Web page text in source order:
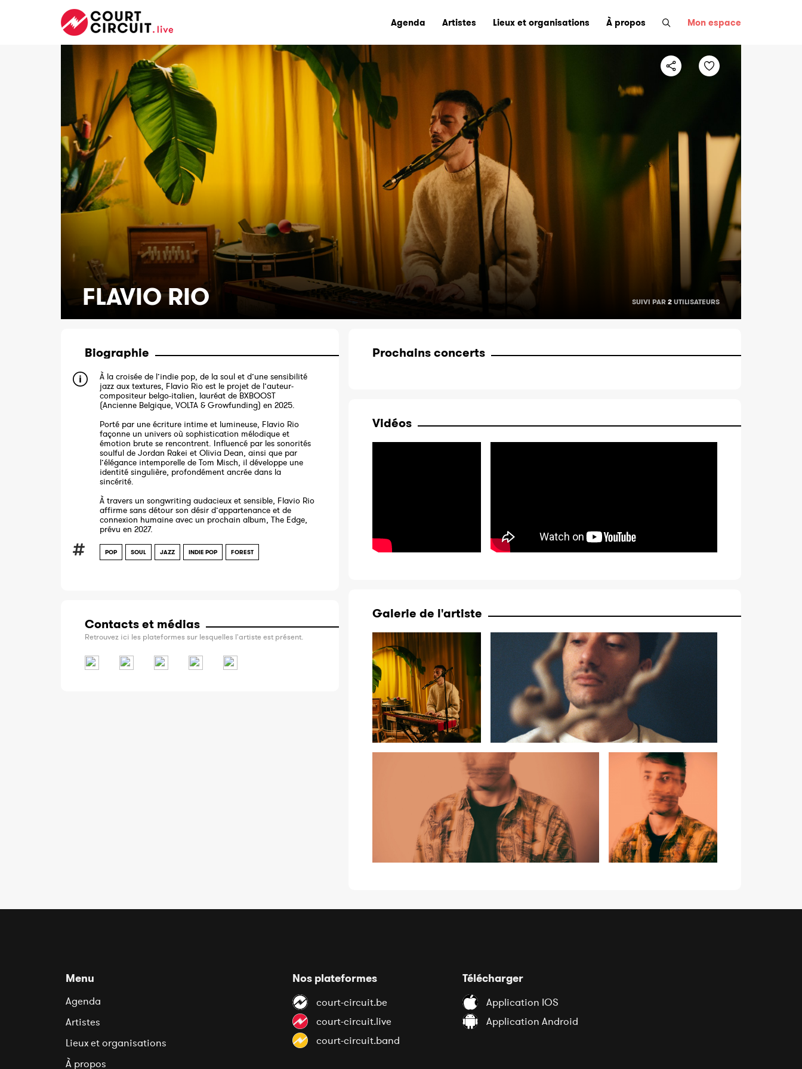
Agenda Artistes Lieux et organisations À propos Mon espace
FLAVIO RIO SUIVI PAR 2 UTILISATEURS
Biographie
À la croisée de l’indie pop, de la soul et d’une sensibilité
jazz aux textures, Flavio Rio est le projet de l’auteur-
compositeur belgo-italien, lauréat de BXBOOST
(Ancienne Belgique, VOLTA & Growfunding) en 2025.
Porté par une écriture intime et lumineuse, Flavio Rio
façonne un univers où sophistication mélodique et
émotion brute se rencontrent. Influencé par les sonorités
soulful de Jordan Rakei et Olivia Dean, ainsi que par
l’élégance intemporelle de Tom Misch, il développe une
identité singulière, profondément ancrée dans la
sincérité.
À travers un songwriting audacieux et sensible, Flavio Rio
affirme sans détour son désir d’appartenance et de
connexion humaine avec un prochain album, The Edge,
prévu en 2027.
POP SOUL JAZZ INDIE POP FOREST
Contacts et médias
Retrouvez ici les plateformes sur lesquelles l'artiste est présent.
Prochains concerts
Vidéos
Galerie de l'artiste
Menu
Agenda
Artistes
Lieux et organisations
À propos
Nos plateformes
court-circuit.be
court-circuit.live
court-circuit.band
Télécharger
Application IOS
Application Android